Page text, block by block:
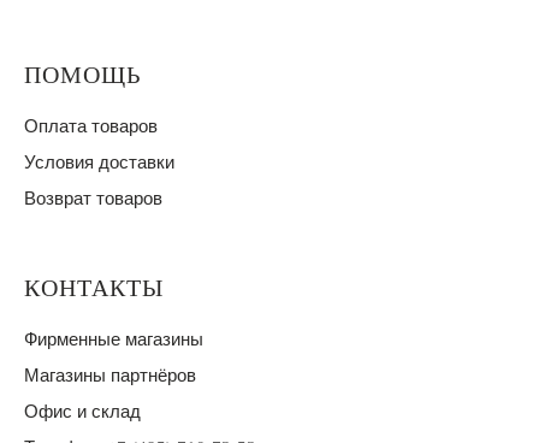
ПОМОЩЬ
Оплата товаров
Условия доставки
Возврат товаров
КОНТАКТЫ
Фирменные магазины
Магазины партнёров
Офис и склад